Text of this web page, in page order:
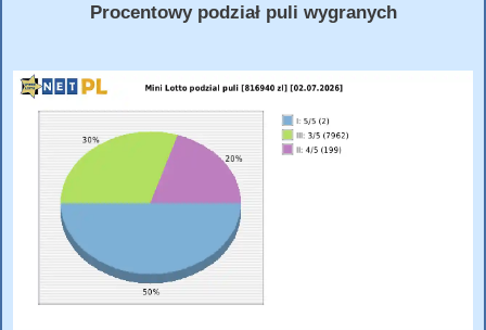
Procentowy podział puli wygranych